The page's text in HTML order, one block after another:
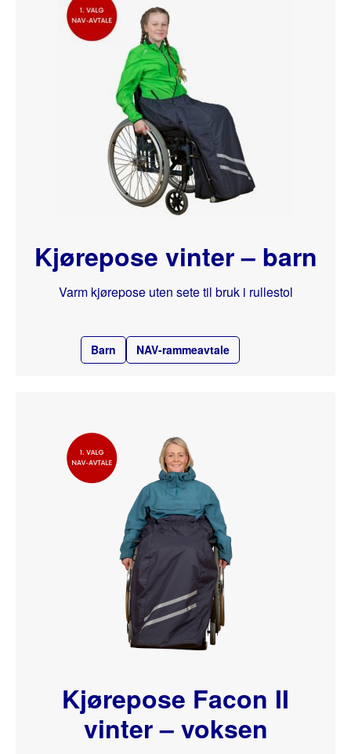
Kjørepose vinter – barn
Barn NAV-rammeavtale
Varm kjørepose uten sete til bruk i rullestol
Kjørepose Facon II
vinter – voksen